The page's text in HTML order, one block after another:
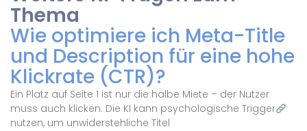
Thema
Wie optimiere ich Meta-Title
und Description für eine hohe
Klickrate (CTR)?
Ein Platz auf Seite 1 ist nur die halbe Miete – der Nutzer
muss auch klicken. Die KI kann psychologische Trigger
nutzen, um unwiderstehliche Titel